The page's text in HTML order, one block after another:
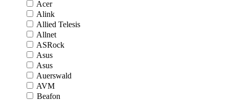
Acer
Alink
Allied Telesis
Allnet
ASRock
Asus
Asus
Auerswald
AVM
Beafon